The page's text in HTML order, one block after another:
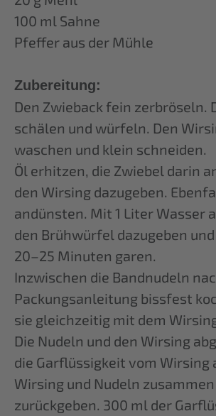
100 ml Sahne
Pfeffer aus der Mühle
Zubereitung:
Den Zwieback fein zerbröseln.
schälen und würfeln. Den
waschen und klein schneiden.
Öl erhitzen, die Zwiebel darin
den Wirsing dazugeben.
andünsten. Mit 1 Liter Wasser
den Brühwürfel dazugeben
20–25 Minuten garen.
Inzwischen die Bandnudeln
Packungsanleitung bissfest
sie gleichzeitig mit dem
Die Nudeln und den Wirsing
die Garflüssigkeit vom Wirsing
Wirsing und Nudeln
zurückgeben. 300 ml der